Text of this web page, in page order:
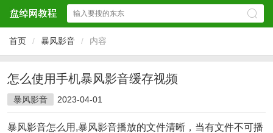
首页 / 暴风影音 / 内容
怎么使用手机暴风影音缓存视频
暴风影音 2023-04-01
暴风影音怎么用,暴风影音播放的文件清晰，当有文件不可播